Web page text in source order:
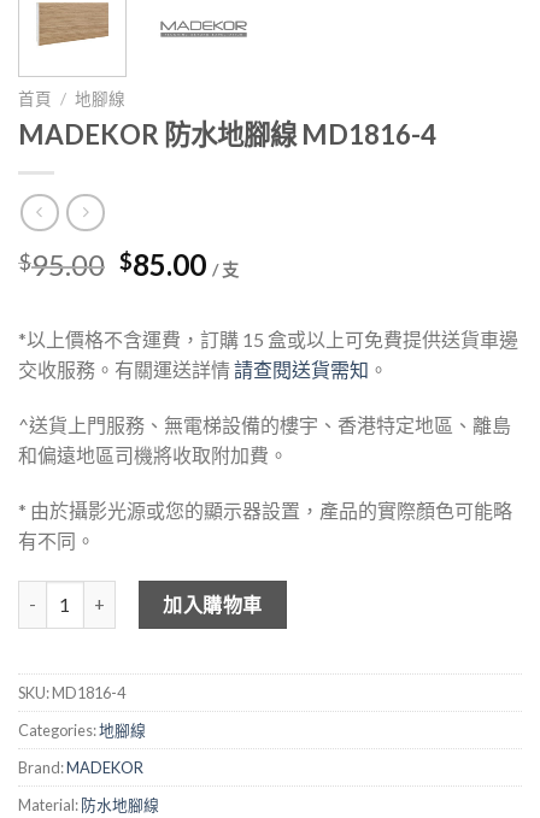
首頁 / 地腳線
MADEKOR 防水地腳線 MD1816-4
$95.00 Original
was:
$95.00.
$85.00Current
is:
$85.00.
/ 支
*以上價格不含運費，訂購 15 盒或以上可免費提供送貨車邊
交收服務。有關運送詳情請查閱送貨需知 。
^送貨上門服務、無電梯設備的樓宇、香港特定地區、離島
和偏遠地區司機將收取附加費。
* 由於攝影光源或您的顯示器設置，產品的實際顏色可能略
有不同。
MADEKOR 防水地腳線 MD1816-4 數量
加入購物車
SKU:MD1816-4
Categories:地腳線
Brand:MADEKOR
Material: 防水地腳線